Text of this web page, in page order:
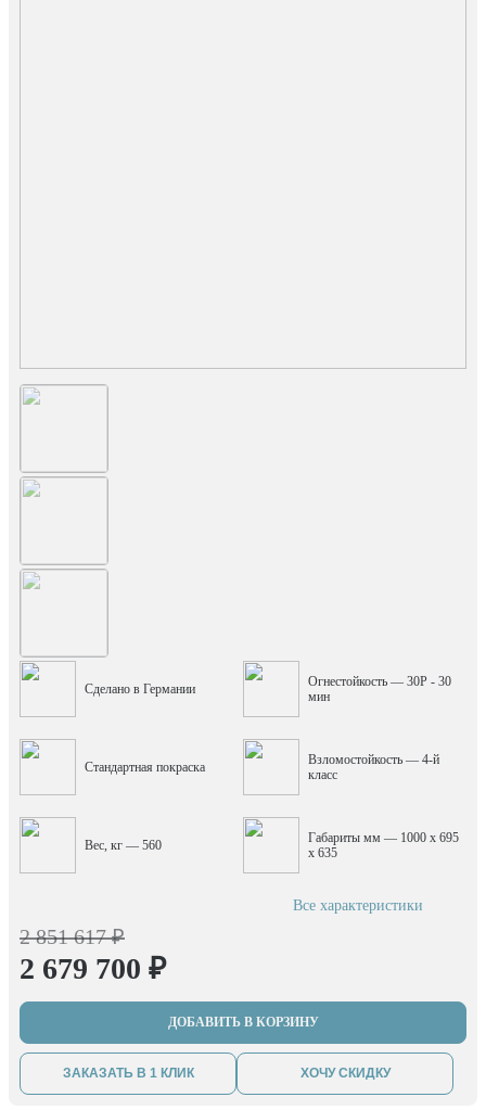
Сделано в Германии
Огнестойкость — 30P - 30
мин
Стандартная покраска
Взломостойкость — 4-й
класс
Вес, кг — 560
Габариты мм — 1000 x 695
x 635
Все характеристики
2 851 617 ₽
2 679 700 ₽
ДОБАВИТЬ В КОРЗИНУ
ЗАКАЗАТЬ В 1 КЛИК ХОЧУ СКИДКУ